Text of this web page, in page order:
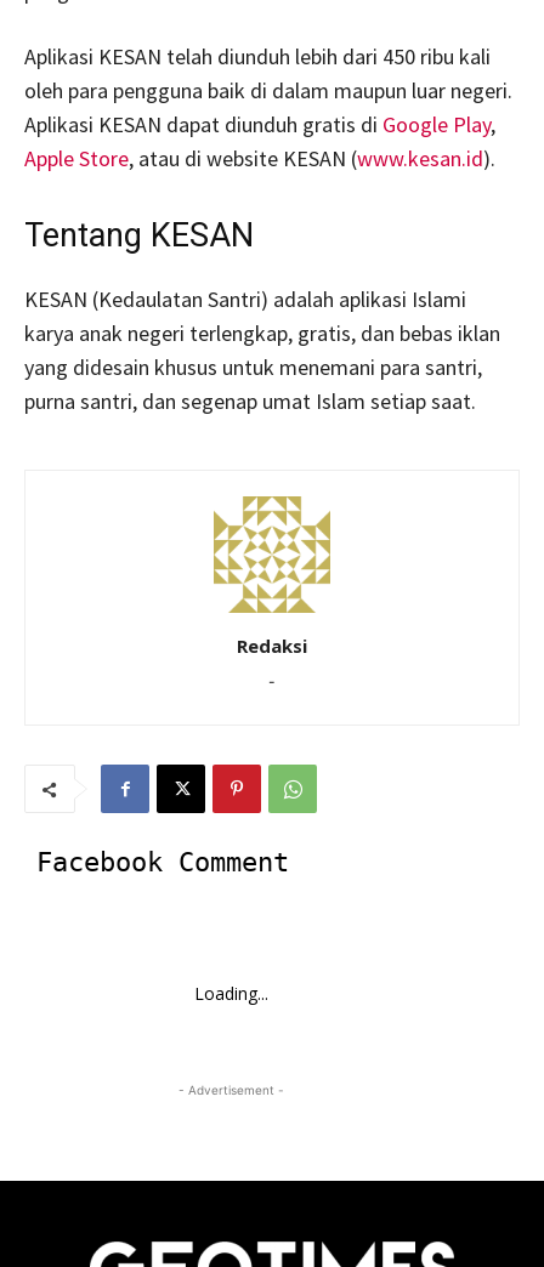
Aplikasi KESAN telah diunduh lebih dari 450 ribu kali
oleh para pengguna baik di dalam maupun luar negeri.
Aplikasi KESAN dapat diunduh gratis di Google Play,
Apple Store, atau di website KESAN (www.kesan.id).
Tentang KESAN
KESAN (Kedaulatan Santri) adalah aplikasi Islami
karya anak negeri terlengkap, gratis, dan bebas iklan
yang didesain khusus untuk menemani para santri,
purna santri, dan segenap umat Islam setiap saat.
Redaksi
-
Facebook Comment
Loading...
- Advertisement -